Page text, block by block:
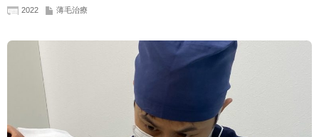
2022 薄毛治療